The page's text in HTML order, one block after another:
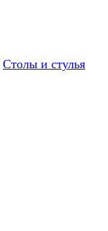
Столы и стулья